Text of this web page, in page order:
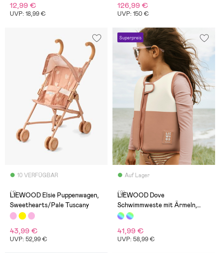
12,99 €
UVP: 18,99 €
126,99 €
UVP: 150 €
10 VERFÜGBAR
(1)
LIEWOOD Elsie Puppenwagen,
Sweethearts/Pale Tuscany
43,99 €
UVP: 52,99 €
Superpreis
Auf Lager
(0)
LIEWOOD Dove
Schwimmweste mit Ärmeln,
Tuscany Rose Multi Mix
41,99 €
UVP: 58,99 €